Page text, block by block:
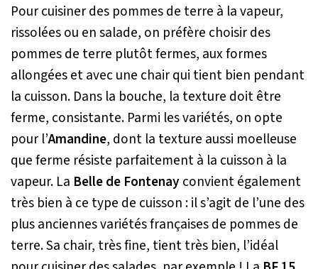
Pour cuisiner des pommes de terre à la vapeur,
rissolées ou en salade, on préfère choisir des
pommes de terre plutôt fermes, aux formes
allongées et avec une chair qui tient bien pendant
la cuisson. Dans la bouche, la texture doit être
ferme, consistante. Parmi les variétés, on opte
pour l’Amandine, dont la texture aussi moelleuse
que ferme résiste parfaitement à la cuisson à la
vapeur. La Belle de Fontenayconvient également
très bien à ce type de cuisson : il s’agit de l’une des
plus anciennes variétés françaises de pommes de
terre. Sa chair, très fine, tient très bien, l’idéal